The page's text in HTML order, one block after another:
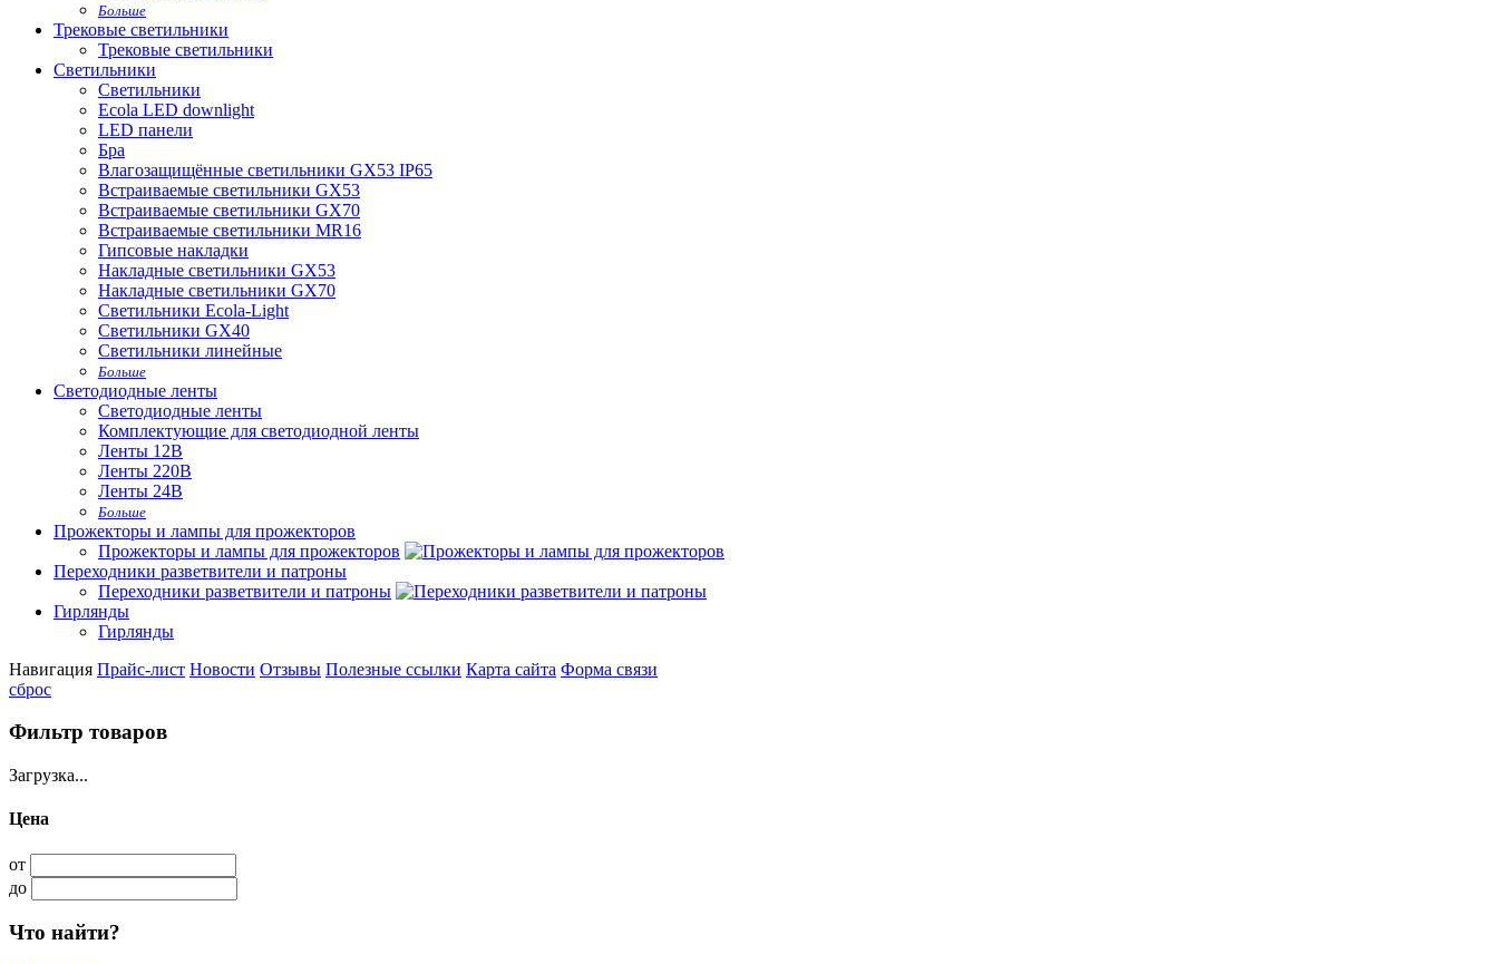
Больше
Трековые светильники
Трековые светильники
Светильники
Светильники
Ecola LED downlight
LED панели
Бра
Влагозащищённые светильники GX53 IP65
Встраиваемые светильники GX53
Встраиваемые светильники GX70
Встраиваемые светильники MR16
Гипсовые накладки
Накладные светильники GX53
Накладные светильники GX70
Светильники Ecola-Light
Светильники GX40
Светильники линейные
Больше
Светодиодные ленты
Светодиодные ленты
Комплектующие для светодиодной ленты
Ленты 12В
Ленты 220В
Ленты 24В
Больше
Прожекторы и лампы для прожекторов
Прожекторы и лампы для прожекторов
Переходники разветвители и патроны
Переходники разветвители и патроны
Гирлянды
Гирлянды
Навигация Прайс-лист Новости Отзывы Полезные ссылки Карта сайта Форма связи
сброс
Фильтр товаров
Загрузка...
Цена
от
до
Что найти?